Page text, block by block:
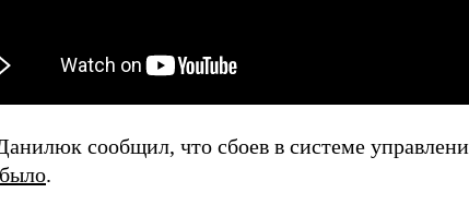
сообщил, что сбоев в системе
.